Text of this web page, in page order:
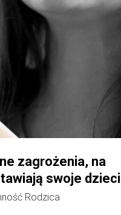
zagrożenia, na
swoje dzieci
Rodzica